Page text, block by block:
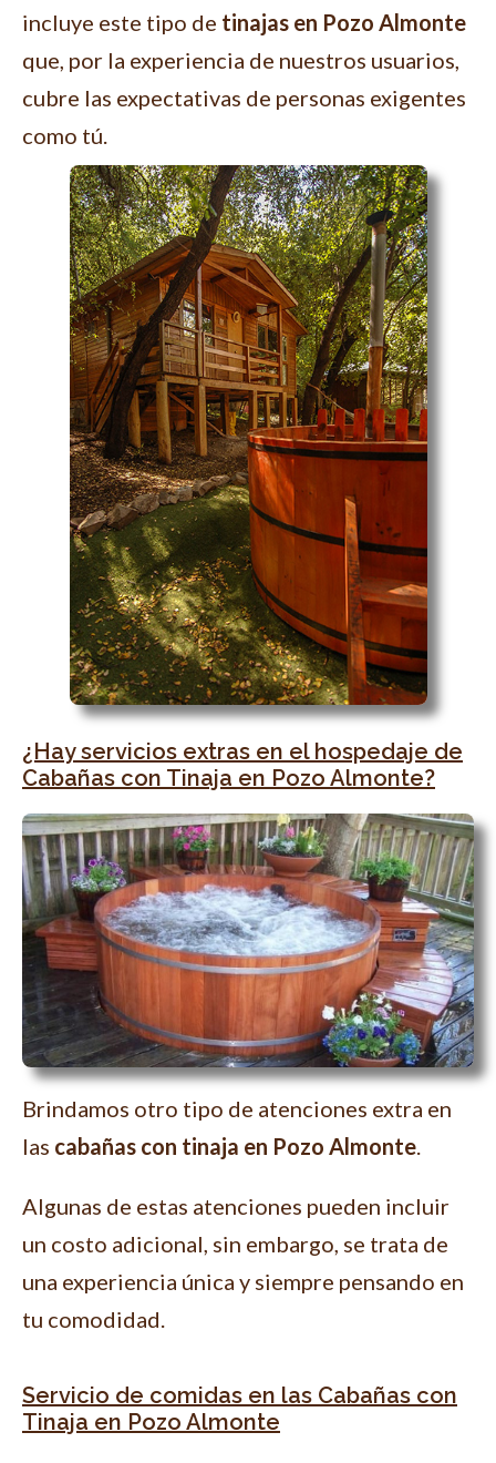
incluye este tipo de tinajas en Pozo Almonte
que, por la experiencia de nuestros usuarios,
cubre las expectativas de personas exigentes
como tú.
¿Hay servicios extras en el hospedaje de
Cabañas con Tinaja en Pozo Almonte?
Brindamos otro tipo de atenciones extra en
las cabañas con tinaja en Pozo Almonte.
Algunas de estas atenciones pueden incluir
un costo adicional, sin embargo, se trata de
una experiencia única y siempre pensando en
tu comodidad.
Servicio de comidas en las Cabañas con
Tinaja en Pozo Almonte